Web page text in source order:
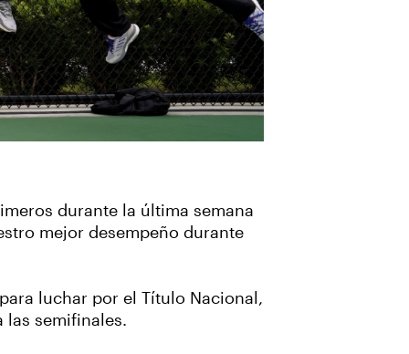
durante la última semana
mejor desempeño durante
luchar por el Título Nacional,
las semifinales.